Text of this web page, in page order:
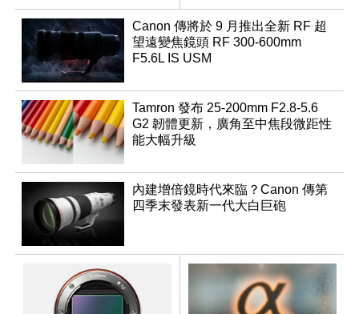
行修復
變焦鏡
Canon 傳將於 9 月推出全新 RF 超
望遠變焦鏡頭 RF 300-600mm
F5.6L IS USM
Tamron 發布 25-200mm F2.8-5.6
G2 韌體更新，廣角至中焦段微距性
能大幅升級
內建增倍鏡時代來臨？Canon 傳第
四季末發表新一代大白巨砲